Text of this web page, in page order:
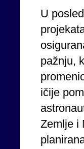
U
pažnju,
ičije
Zemlje i